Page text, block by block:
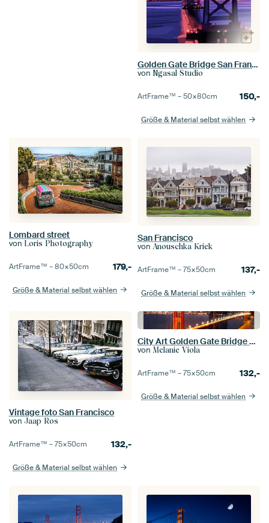
Golden Gate Bridge San Francisco
von Ngasal Studio
ArtFrame™ –50×80cm 150,-
Größe & Material selbst wählen
Lombard street
von Loris Photography
ArtFrame™ –80×50cm 179,-
Größe & Material selbst wählen
San Francisco
von Anouschka Kriek
ArtFrame™ –75×50cm 137,-
Größe & Material selbst wählen
Vintage foto San Francisco
von Jaap Ros
ArtFrame™ –75×50cm 132,-
Größe & Material selbst wählen
City Art Golden Gate Bridge Composing
von Melanie Viola
ArtFrame™ –75×50cm 132,-
Größe & Material selbst wählen